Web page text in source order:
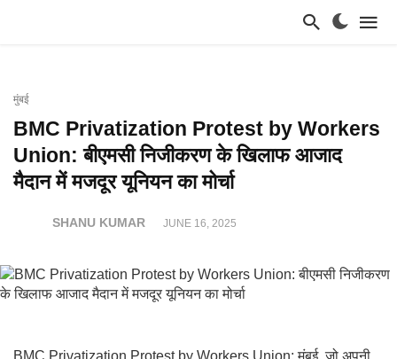
मुंबई
BMC Privatization Protest by Workers
Union: बीएमसी निजीकरण के खिलाफ आजाद
मैदान में मजदूर यूनियन का मोर्चा
SHANU KUMAR JUNE 16, 2025
BMC Privatization Protest by Workers Union: मुंबई, जो अपनी